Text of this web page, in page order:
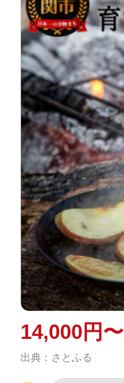
14,000円〜
出典：さとふる